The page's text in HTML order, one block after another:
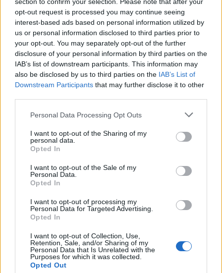
opt-out request is processed you may continue seeing
interest-based ads based on personal information utilized by
us or personal information disclosed to third parties prior to
your opt-out. You may separately opt-out of the further
disclosure of your personal information by third parties on the
IAB’s list of downstream participants. This information may
also be disclosed by us to third parties on the IAB’s List of
Downstream Participants that may further disclose it to other
Personal Data Processing Opt Outs
I want to opt-out of the Sharing of my
personal data.
Opted In
I want to opt-out of the Sale of my
Personal Data.
Opted In
I want to opt-out of processing my
Personal Data for Targeted Advertising.
Opted In
I want to opt-out of Collection, Use,
Retention, Sale, and/or Sharing of my
Personal Data that Is Unrelated with the
Purposes for which it was collected.
Opted Out
UUTISET
Kela voi leikata tukia
ulkomaanmatkan vuoksi
4
VIIHDEUUTISET
Man -näytöksessä – yleisö poistui
paikalta